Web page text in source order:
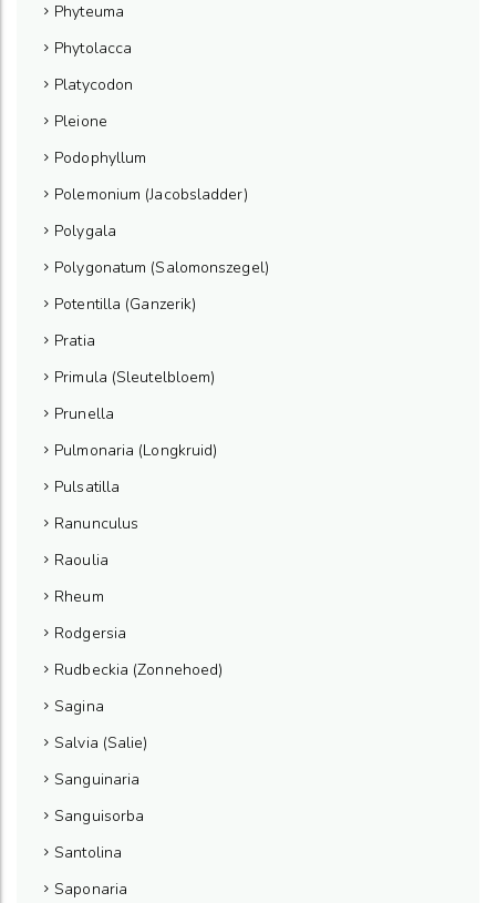
Phyteuma
Phytolacca
Platycodon
Pleione
Podophyllum
Polemonium (Jacobsladder)
Polygala
Polygonatum (Salomonszegel)
Potentilla (Ganzerik)
Pratia
Primula (Sleutelbloem)
Prunella
Pulmonaria (Longkruid)
Pulsatilla
Ranunculus
Raoulia
Rheum
Rodgersia
Rudbeckia (Zonnehoed)
Sagina
Salvia (Salie)
Sanguinaria
Sanguisorba
Santolina
Saponaria